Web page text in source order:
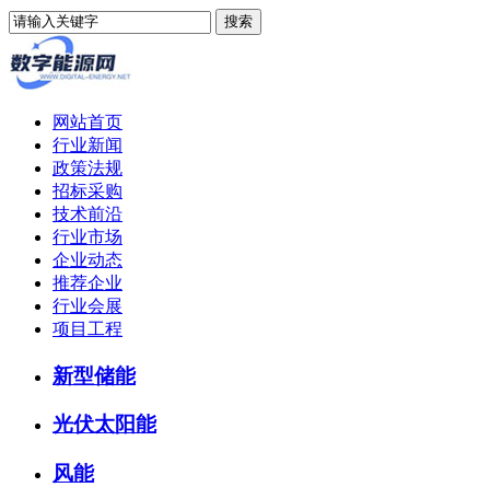
网站首页
行业新闻
政策法规
招标采购
技术前沿
行业市场
企业动态
推荐企业
行业会展
项目工程
新型储能
光伏太阳能
风能